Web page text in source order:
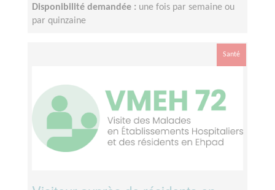
Disponibilité demandée : une fois par semaine ou
par quinzaine
Santé